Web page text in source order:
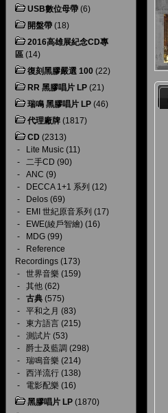
USB數位母帶 (6)
開盤帶 (18)
2016高雄展紀念CD專
區 (14)
復刻黑膠嚴選 100 (22)
RR 黑膠唱片 LP (21)
瑞鳴 黑膠唱片 LP (46)
代理廠牌 (1817)
CD (2313)
-
Lite Music (11)
- 二手CD (90)
- ANC (9)
-
DECCA 1+1 系列 (12)
-
Delos (69)
-
EMI 世紀原音系列 (17)
-
EWE(綾戶智繪) (16)
-
MDG (99)
-
Reference
Recordings (173)
- 世界音樂 (159)
- 其他 (62)
- 古典 (575)
- 平和之月 (83)
- 東方語言 (215)
- 測試片 (53)
- 爵士及藍調 (298)
- 瑞鳴音樂 (214)
- 西洋流行 (138)
- 電影配樂 (16)
黑膠唱片 LP (1870)